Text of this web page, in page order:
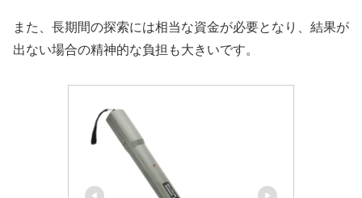
また、長期間の探索には相当な資金が必要となり、結果が
出ない場合の精神的な負担も大きいです。